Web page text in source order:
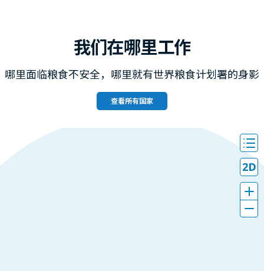
我们在哪里工作
哪里面临粮食不安全，哪里就有世界粮食计划署的身影
查看所有国家